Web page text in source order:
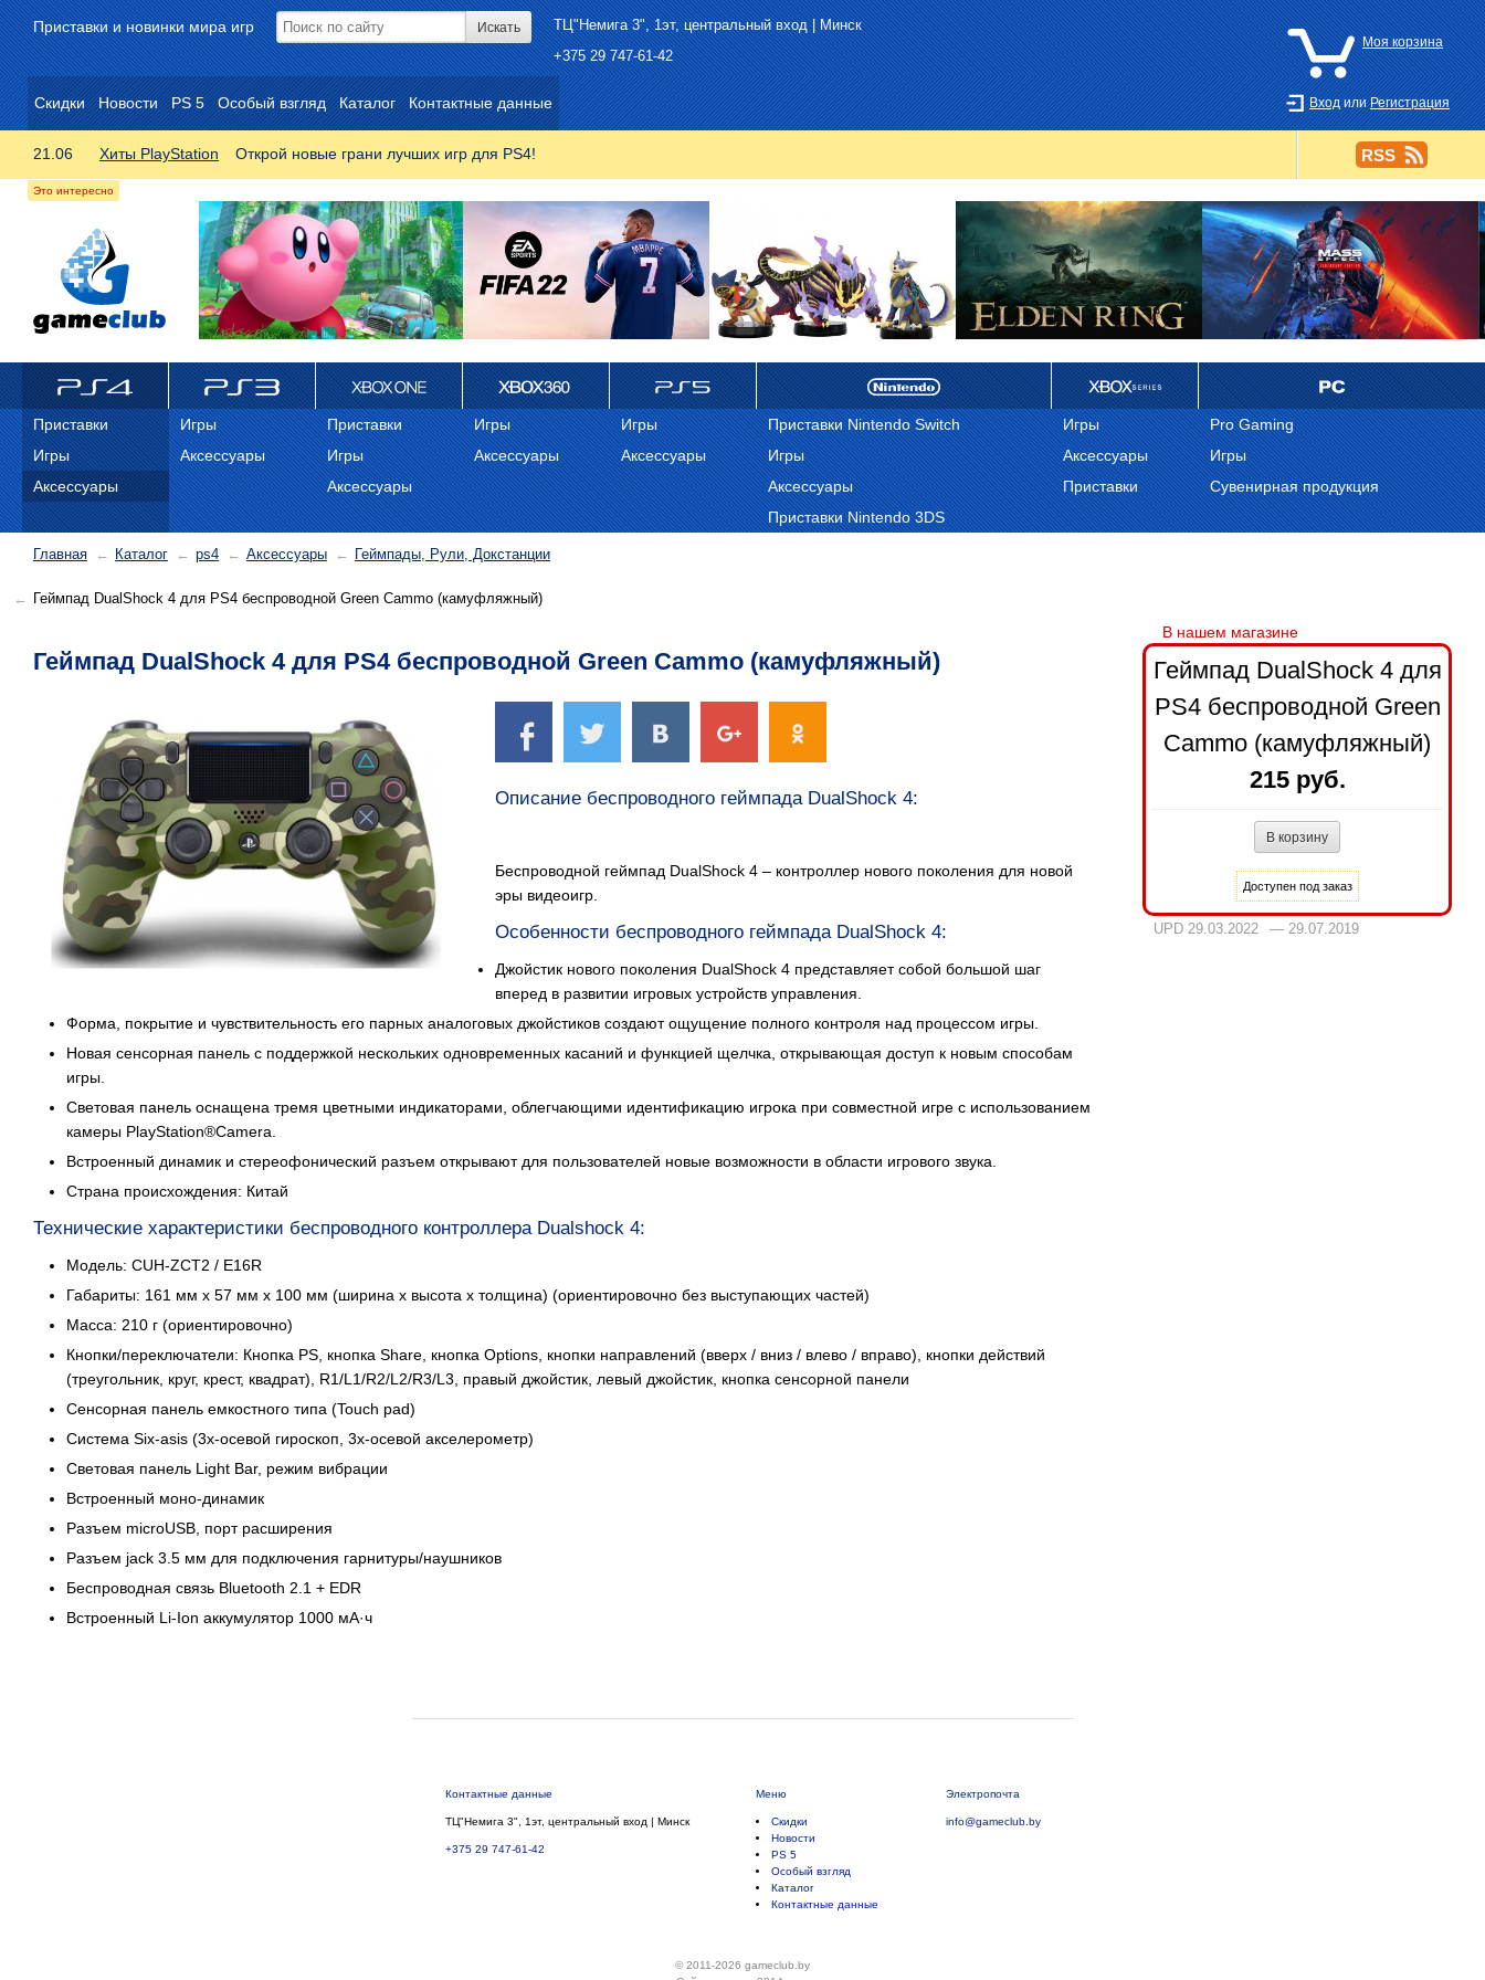
Приставки и новинки мира игр
ТЦ"Немига 3", 1эт, центральный вход | Минск
+375 29 747-61-42
Моя корзина
ВходилиРегистрация
Скидки Новости PS 5 Особый взгляд Каталог Контактные данные
21.06 Хиты PlayStation Открой новые грани лучших игр для PS4! RSS
ps4
Приставки
Игры
Аксессуары
PS3
Игры
Аксессуары
Xbox One
Приставки
Игры
Аксессуары
Xbox 360
Игры
Аксессуары
ps 5
Игры
Аксессуары
Nintendo
Приставки Nintendo Switch
Игры
Аксессуары
Приставки Nintendo 3DS
Ретро
Игры
Аксессуары
Приставки
PC
Pro Gaming
Игры
Сувенирная продукция
Главная Каталог ps4 Аксессуары Геймпады, Рули, Докстанции
Геймпад DualShock 4 для PS4 беспроводной Green Cammo (камуфляжный)
Геймпад DualShock 4 для PS4 беспроводной Green Cammo (камуфляжный)
Описание беспроводного геймпада DualShock 4:
Беспроводной геймпад DualShock 4 – контроллер нового поколения для новой
эры видеоигр.
Особенности беспроводного геймпада DualShock 4:
Джойстик нового поколения DualShock 4 представляет собой большой шаг
вперед в развитии игровых устройств управления.
Форма, покрытие и чувствительность его парных аналоговых джойстиков создают ощущение полного контроля над процессом игры.
Новая сенсорная панель с поддержкой нескольких одновременных касаний и функцией щелчка, открывающая доступ к новым способам
игры.
Световая панель оснащена тремя цветными индикаторами, облегчающими идентификацию игрока при совместной игре с использованием
камеры PlayStation®Camera.
Встроенный динамик и стереофонический разъем открывают для пользователей новые возможности в области игрового звука.
Страна происхождения: Китай
Технические характеристики беспроводного контроллера Dualshock 4:
Модель: CUH-ZCT2 / E16R
Габариты: 161 мм x 57 мм x 100 мм (ширина x высота x толщина) (ориентировочно без выступающих частей)
Масса: 210 г (ориентировочно)
Кнопки/переключатели: Кнопка PS, кнопка Share, кнопка Options, кнопки направлений (вверх / вниз / влево / вправо), кнопки действий
(треугольник, круг, крест, квадрат), R1/L1/R2/L2/R3/L3, правый джойстик, левый джойстик, кнопка сенсорной панели
Сенсорная панель емкостного типа (Touch pad)
Система Six-asis (3х-осевой гироскоп, 3х-осевой акселерометр)
Световая панель Light Bar, режим вибрации
Встроенный моно-динамик
Разъем microUSB, порт расширения
Разъем jack 3.5 мм для подключения гарнитуры/наушников
Беспроводная связь Bluetooth 2.1 + EDR
Встроенный Li-Ion аккумулятор 1000 мА·ч
Геймпад DualShock 4 для
PS4 беспроводной Green
Cammo (камуфляжный)
215 руб.
UPD 29.03.2022 — 29.07.2019
Контактные данные
ТЦ"Немига 3", 1эт, центральный вход | Минск
+375 29 747-61-42
Меню
Скидки
Новости
PS 5
Особый взгляд
Каталог
Контактные данные
Электропочта
info@gameclub.by
© 2011-2026 gameclub.by